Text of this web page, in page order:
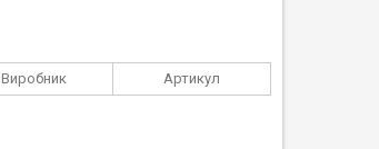
Виробник
Артикул